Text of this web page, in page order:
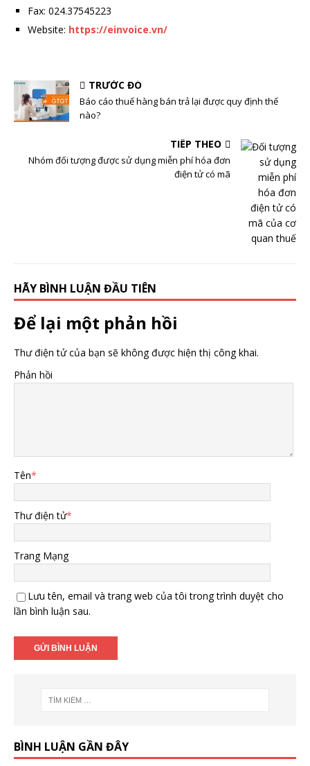
Fax: 024.37545223
Website: https://einvoice.vn/
TRƯỚC ĐÓ
Báo cáo thuế hàng bán trả lại được quy định thế
nào?
TIẾP THEO
Nhóm đối tượng được sử dụng miễn phí hóa đơn
điện tử có mã
HÃY BÌNH LUẬN ĐẦU TIÊN
Để lại một phản hồi
Thư điện tử của bạn sẽ không được hiện thị công khai.
Phản hồi
Tên*
Thư điện tử*
Trang Mạng
Lưu tên, email và trang web của tôi trong trình duyệt cho
lần bình luận sau.
BÌNH LUẬN GẦN ĐÂY